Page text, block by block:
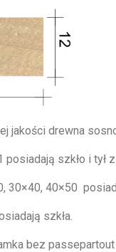
jakości drewna
posiadają szkło i
30×40, 40×50
szkła.
bez